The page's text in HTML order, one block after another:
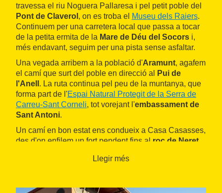
travessa el riu Noguera Pallaresa i pel petit poble del
Pont de Claverol , on es troba el Museu dels Raiers.
Continuem per una carretera local que passa a tocar
de la petita ermita de la Mare de Déu del Socors i,
més endavant, seguim per una pista sense asfaltar.
Una vegada arribem a la població d'Aramunt, agafem
el camí que surt del poble en direcció al
Pui de
l'Anell . La ruta continua pel peu de la muntanya, que
forma part de l'Espai Natural Protegit de la Serra de
Carreu-Sant Corneli, tot vorejant l'embassament de
Sant Antoni.
Un camí en bon estat ens condueix a Casa Casasses,
des d'on enfilem un fort pendent fins al roc de Neret
. La vista és impressionant, amb la Conca de
Llegir més